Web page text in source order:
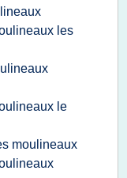
les
le
moulineaux